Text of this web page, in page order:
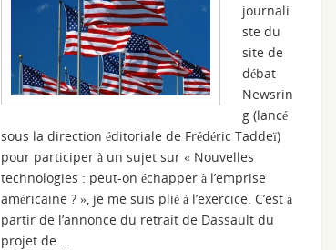
journali
ste du
site de
débat
Newsrin
g (lancé
sous la direction éditoriale de Frédéric Taddeï)
pour participer à un sujet sur « Nouvelles
technologies : peut-on échapper à l’emprise
américaine ? », je me suis plié à l’exercice. C’est à
partir de l’annonce du retrait de Dassault du
projet de …